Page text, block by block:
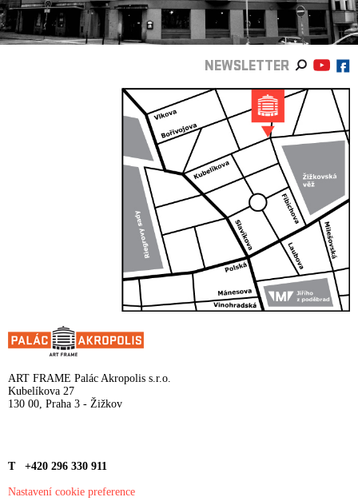
NEWSLETTER
ART FRAME Palác Akropolis s.r.o.
Kubelíkova 27
130 00, Praha 3 - Žižkov
T +420 296 330 911
Nastavení cookie preference